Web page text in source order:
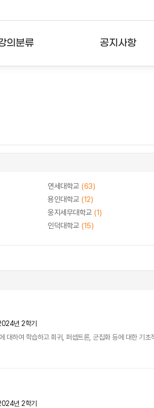
의분류 공지사항
연세대학교 (63)
용인대학교 (12)
웅지세무대학교 (1)
인덕대학교 (15)
년 2학기
대하여 학습하고 회귀, 퍼셉트론, 군집화 등에 대한 기
년 2학기